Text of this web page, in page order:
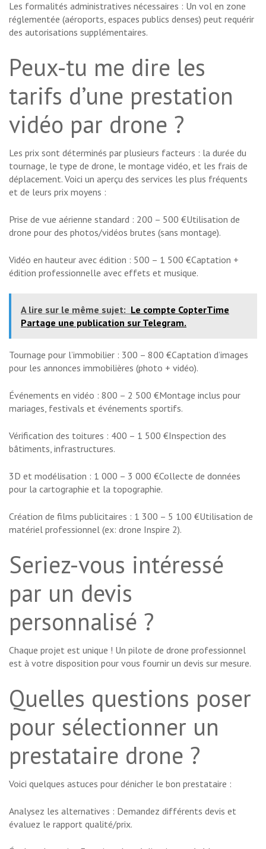
Les formalités administratives nécessaires : Un vol en zone
réglementée (aéroports, espaces publics denses) peut requérir
des autorisations supplémentaires.
Peux-tu me dire les
tarifs d’une prestation
vidéo par drone ?
Les prix sont déterminés par plusieurs facteurs : la durée du
tournage, le type de drone, le montage vidéo, et les frais de
déplacement. Voici un aperçu des services les plus fréquents
et de leurs prix moyens :
Prise de vue aérienne standard : 200 – 500 €Utilisation de
drone pour des photos/vidéos brutes (sans montage).
Vidéo en hauteur avec édition : 500 – 1 500 €Captation +
édition professionnelle avec effets et musique.
A lire sur le même sujet: Le compte CopterTime
Partage une publication sur Telegram.
Tournage pour l’immobilier : 300 – 800 €Captation d’images
pour les annonces immobilières (photo + vidéo).
Événements en vidéo : 800 – 2 500 €Montage inclus pour
mariages, festivals et événements sportifs.
Vérification des toitures : 400 – 1 500 €Inspection des
bâtiments, infrastructures.
3D et modélisation : 1 000 – 3 000 €Collecte de données
pour la cartographie et la topographie.
Création de films publicitaires : 1 300 – 5 100 €Utilisation de
matériel professionnel (ex: drone Inspire 2).
Seriez-vous intéressé
par un devis
personnalisé ?
Chaque projet est unique ! Un pilote de drone professionnel
est à votre disposition pour vous fournir un devis sur mesure.
Quelles questions poser
pour sélectionner un
prestataire drone ?
Voici quelques astuces pour dénicher le bon prestataire :
Analysez les alternatives : Demandez différents devis et
évaluez le rapport qualité/prix.